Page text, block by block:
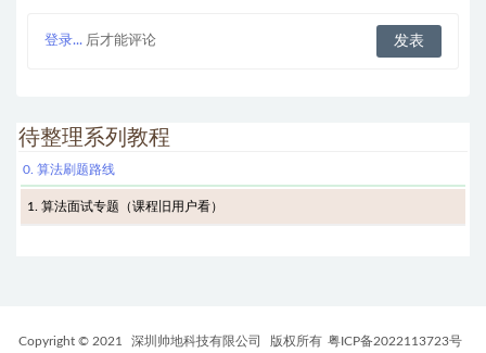
登录... 后才能评论
待整理系列教程
0. 算法刷题路线
1. 算法面试专题（课程旧用户看）
Copyright © 2021 深圳帅地科技有限公司 版权所有 粤ICP备2022113723号